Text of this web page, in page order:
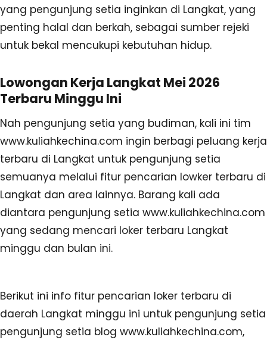
yang pengunjung setia inginkan di Langkat, yang
penting halal dan berkah, sebagai sumber rejeki
untuk bekal mencukupi kebutuhan hidup.
Lowongan Kerja Langkat Mei 2026
Terbaru Minggu Ini
Nah pengunjung setia yang budiman, kali ini tim
www.kuliahkechina.com ingin berbagi peluang kerja
terbaru di Langkat untuk pengunjung setia
semuanya melalui fitur pencarian lowker terbaru di
Langkat dan area lainnya. Barang kali ada
diantara pengunjung setia www.kuliahkechina.com
yang sedang mencari loker terbaru Langkat
minggu dan bulan ini.
Berikut ini info fitur pencarian loker terbaru di
daerah Langkat minggu ini untuk pengunjung setia
pengunjung setia blog www.kuliahkechina.com,